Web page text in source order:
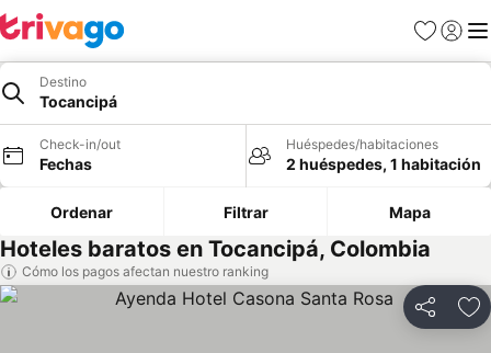
Favoritos
Iniciar
Destino
Tocancipá
Check-in/out
Fechas
Huéspedes/habitaciones
2 huéspedes, 1 habitación
Ordenar Filtrar Mapa
Hoteles baratos en Tocancipá, Colombia
Cómo los pagos afectan nuestro ranking
Compartir